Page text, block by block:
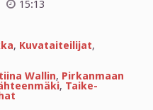
15:13
, Kuvataiteilijat,
Wallin, Pirkanmaan
, Taike-